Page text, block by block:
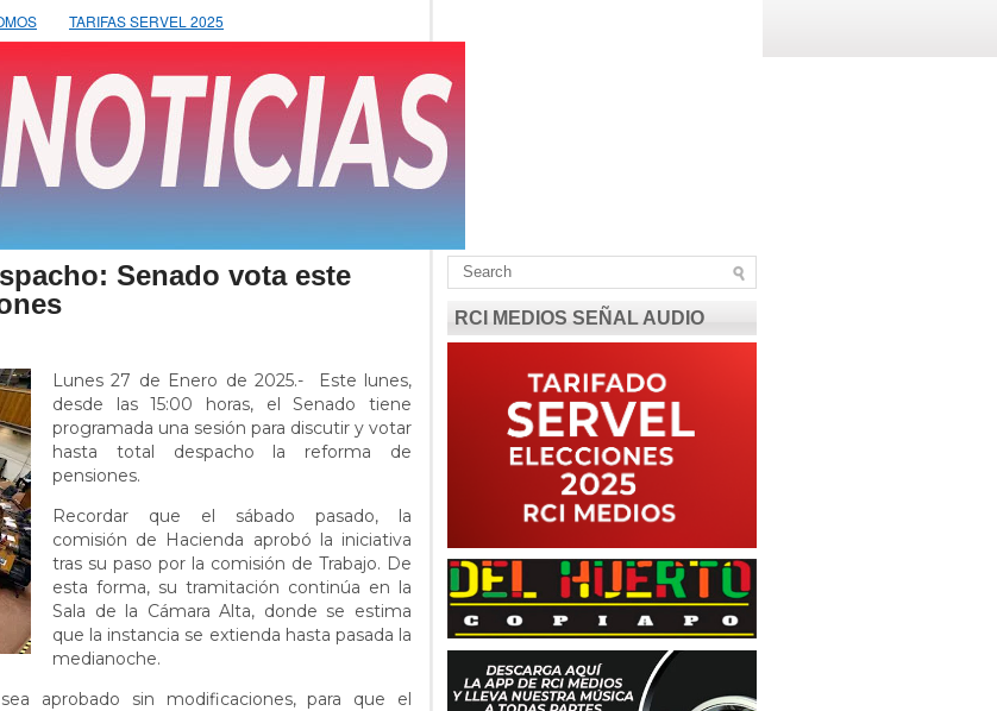
TARIFAS SERVEL 2025
Senado vota este
Lunes 27 de Enero de 2025.- Este lunes,
desde las 15:00 horas, el Senado tiene
programada una sesión para discutir y votar
hasta total despacho la reforma de
pensiones.
Recordar que el sábado pasado, la
comisión de Hacienda aprobó la iniciativa
tras su paso por la comisión de Trabajo. De
esta forma, su tramitación continúa en la
Sala de la Cámara Alta, donde se estima
que la instancia se extienda hasta pasada la
medianoche.
aprobado sin modificaciones, para que el
RCI MEDIOS SEÑAL AUDIO